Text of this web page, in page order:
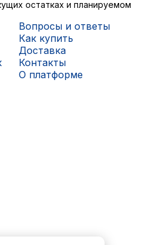
остатках и планируемом
Вопросы и ответы
Как купить
Доставка
Контакты
О платформе